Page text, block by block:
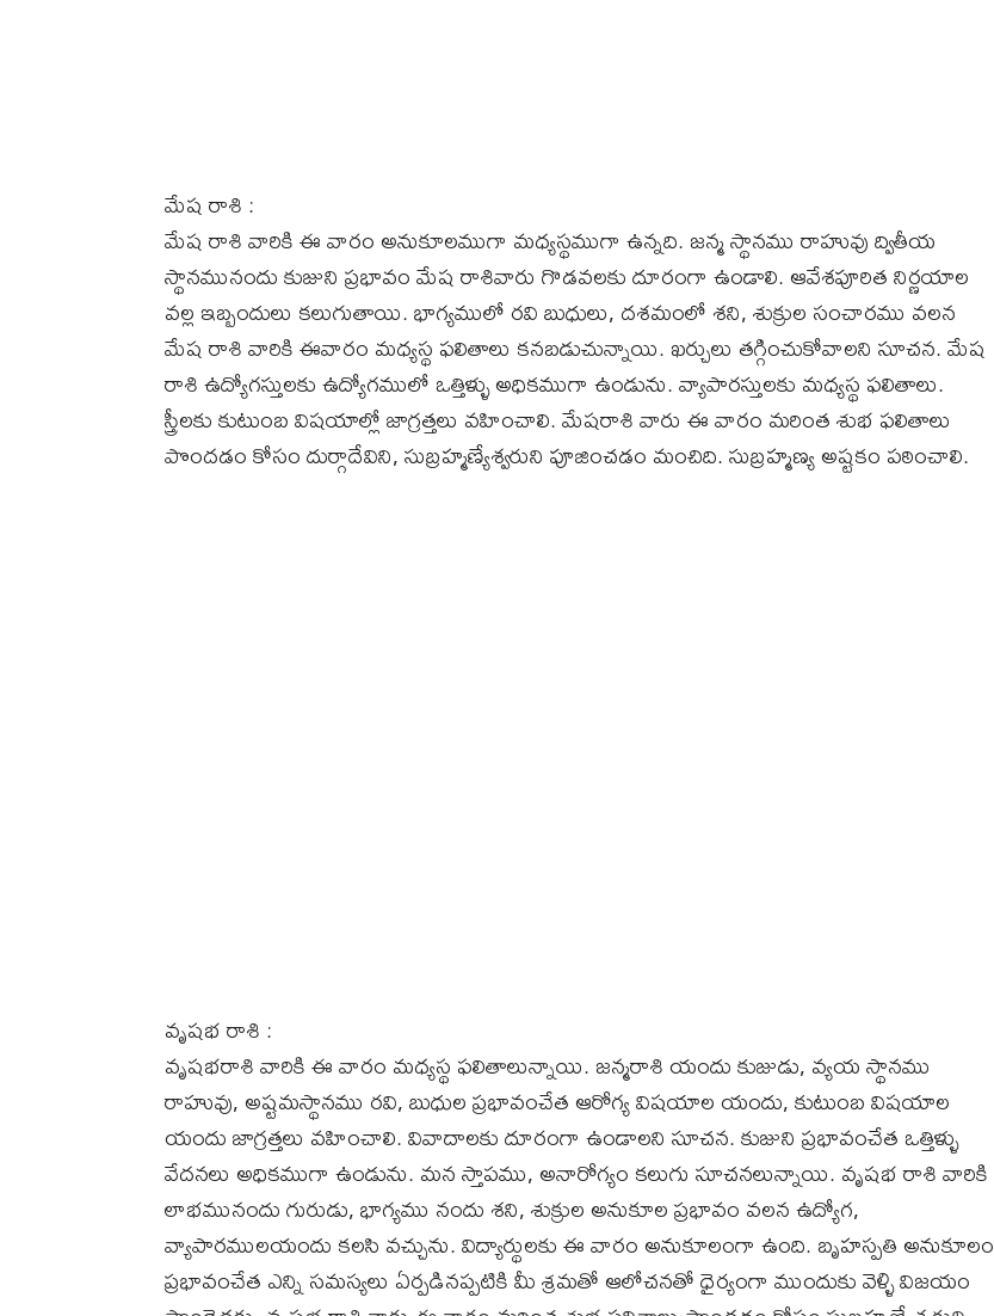
మేష రాశి :
మేష రాశి వారికి ఈ వారం అనుకూలముగా మధ్యస్థముగా ఉన్నది. జన్మ స్థానము రాహువు ద్వితీయ
స్థానమునందు కుజుని ప్రభావం మేష రాశివారు గొడవలకు దూరంగా ఉండాలి. ఆవేశపూరిత నిర్ణయాల
వల్ల ఇబ్బందులు కలుగుతాయి. భాగ్యములో రవి బుధులు, దశమంలో శని, శుక్రుల సంచారము వలన
మేష రాశి వారికి ఈవారం మధ్యస్థ ఫలితాలు కనబడుచున్నాయి. ఖర్చులు తగ్గించుకోవాలని సూచన. మేష
రాశి ఉద్యోగస్తులకు ఉద్యోగములో ఒత్తిళ్ళు అధికముగా ఉండును. వ్యాపారస్తులకు మధ్యస్థ ఫలితాలు.
స్త్రీలకు కుటుంబ విషయాల్లో జాగ్రత్తలు వహించాలి. మేషరాశి వారు ఈ వారం మరింత శుభ ఫలితాలు
పొందడం కోసం దుర్గాదేవిని, సుబ్రహ్మణ్యేశ్వరుని పూజించడం మంచిది. సుబ్రహ్మణ్య అష్టకం పఠించాలి.
వృషభ రాశి :
వృషభరాశి వారికి ఈ వారం మధ్యస్థ ఫలితాలున్నాయి. జన్మరాశి యందు కుజుడు, వ్యయ స్థానము
రాహువు, అష్టమస్థానము రవి, బుధుల ప్రభావంచేత ఆరోగ్య విషయాల యందు, కుటుంబ విషయాల
యందు జాగ్రత్తలు వహించాలి. వివాదాలకు దూరంగా ఉండాలని సూచన. కుజుని ప్రభావంచేత ఒత్తిళ్ళు
వేదనలు అధికముగా ఉండును. మన స్తాపము, అనారోగ్యం కలుగు సూచనలున్నాయి. వృషభ రాశి వారికి
లాభమునందు గురుడు, భాగ్యము నందు శని, శుక్రుల అనుకూల ప్రభావం వలన ఉద్యోగ,
వ్యాపారములయందు కలసి వచ్చును. విద్యార్థులకు ఈ వారం అనుకూలంగా ఉంది. బృహస్పతి అనుకూలం
ప్రభావంచేత ఎన్ని సమస్యలు ఏర్పడినప్పటికి మీ శ్రమతో ఆలోచనతో ధైర్యంగా ముందుకు వెళ్ళి విజయం